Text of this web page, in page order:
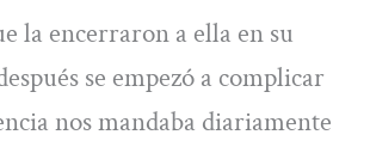
la encerraron a ella en su
se empezó a complicar
nos mandaba diariamente